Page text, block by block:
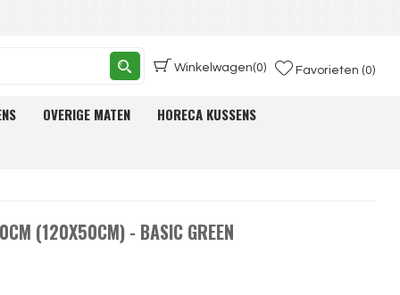
Winkelwagen(0) Favorieten (0)
OVERIGE MATEN
HORECA KUSSENS
(120X50CM) - BASIC GREEN